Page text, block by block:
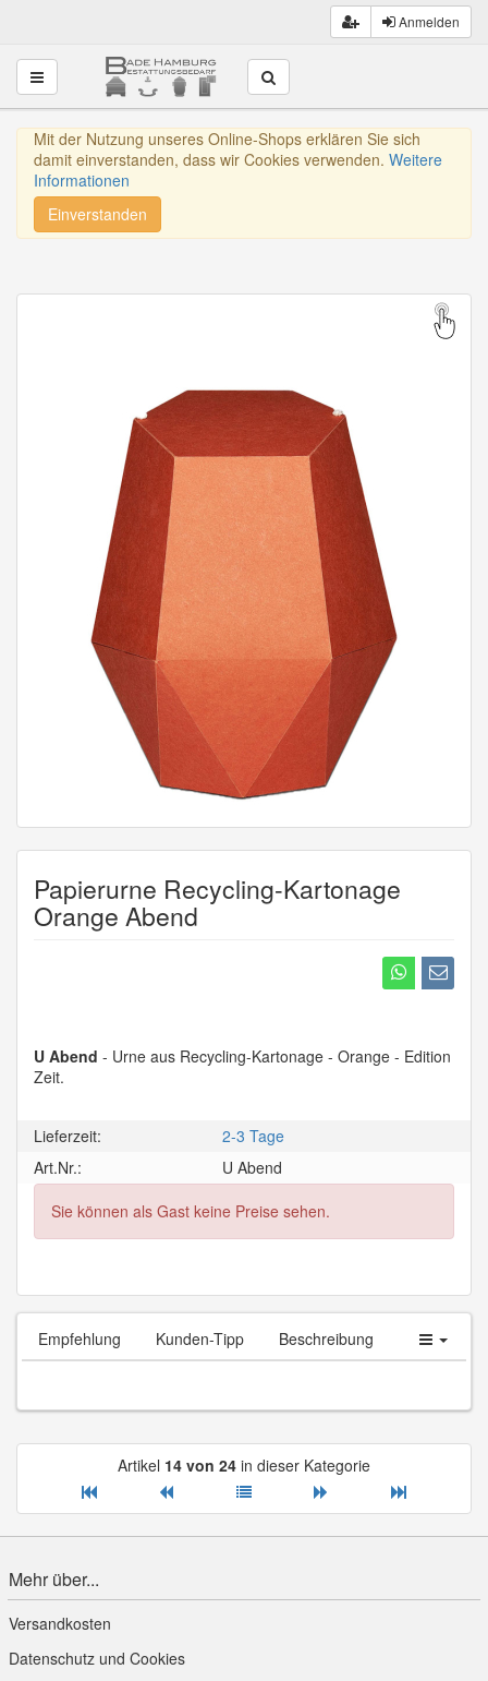
Anmelden
Toggle navigation
Mit der Nutzung unseres Online-Shops erklären Sie sich
damit einverstanden, dass wir Cookies verwenden. Weitere
Informationen
Einverstanden
Papierurne Recycling-Kartonage
Orange Abend
U Abend - Urne aus Recycling-Kartonage - Orange - Edition
Zeit.
Lieferzeit:
2-3 Tage
Art.Nr.:
U Abend
Sie können als Gast keine Preise sehen.
Empfehlung Kunden-Tipp Beschreibung
Artikel 14 von 24 in dieser Kategorie
Mehr über...
Versandkosten
Datenschutz und Cookies